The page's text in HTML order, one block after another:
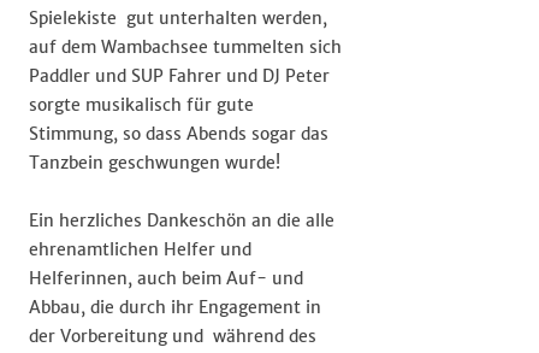
Spielekiste gut unterhalten werden,
auf dem Wambachsee tummelten sich
Paddler und SUP Fahrer und DJ Peter
sorgte musikalisch für gute
Stimmung, so dass Abends sogar das
Tanzbein geschwungen wurde!
Ein herzliches Dankeschön an die alle
ehrenamtlichen Helfer und
Helferinnen, auch beim Auf- und
Abbau, die durch ihr Engagement in
der Vorbereitung und während des